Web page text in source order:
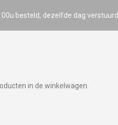
besteld, dezelfde dag verstuurd
in de winkelwagen.